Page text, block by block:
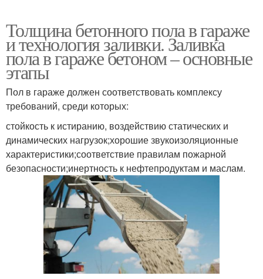
Толщина бетонного пола в гараже
и технология заливки. Заливка
пола в гараже бетоном – основные
этапы
Пол в гараже должен соответствовать комплексу
требований, среди которых:
стойкость к истиранию, воздействию статических и
динамических нагрузок;хорошие звукоизоляционные
характеристики;соответствие правилам пожарной
безопасности;инертность к нефтепродуктам и маслам.